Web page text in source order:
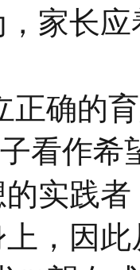
家长
正确的
看作希
实践
，因